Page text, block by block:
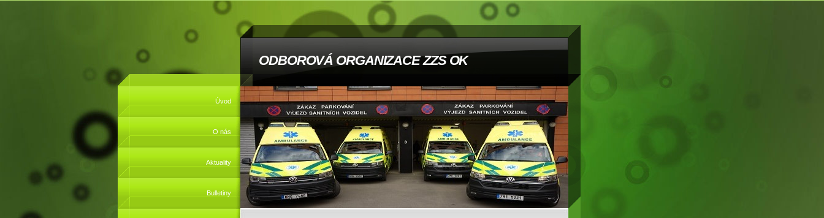
ODBOROVÁ ORGANIZACE ZZS OK
Úvod
O nás
Aktuality
Bulletiny